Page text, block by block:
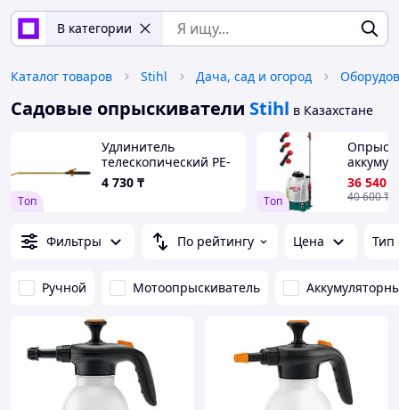
В категории
Каталог товаров Stihl Дача, сад и огород
Садовые опрыскиватели Stihl в Казахстане
Tоп
Удлинитель
телескопический PE-
1000, GRINDA 55-100
см, латунный (8-4251-
4 730 ₸
Tоп
ЗУБР 18
бак, без
36 540
40 600₸
Фильтры По рейтингу Цена Тип
Ручной Мотоопрыскиватель